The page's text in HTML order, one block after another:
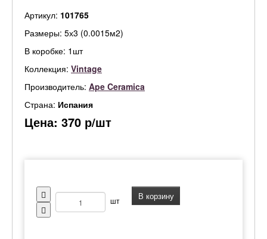
Артикул: 101765
Размеры: 5х3 (0.0015м2)
В коробке: 1шт
Коллекция: Vintage
Производитель: Ape Ceramica
Страна: Испания
Цена: 370 р/шт
шт В корзину